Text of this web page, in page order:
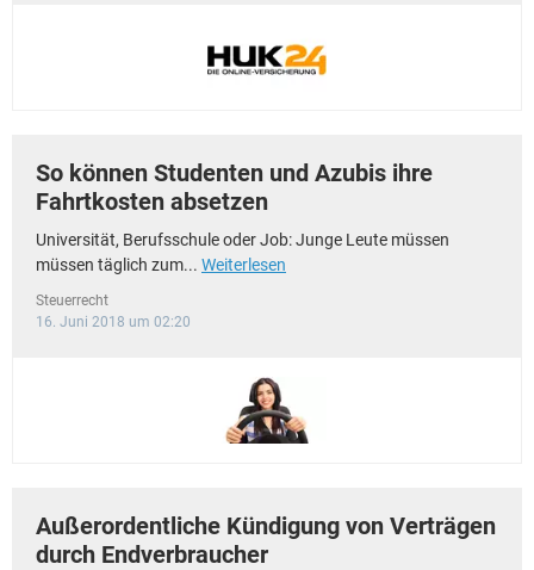
So können Studenten und Azubis ihre
Fahrtkosten absetzen
Universität, Berufsschule oder Job: Junge Leute müssen
müssen täglich zum... Weiterlesen
Steuerrecht
16. Juni 2018 um 02:20
Außerordentliche Kündigung von Verträgen
durch Endverbraucher